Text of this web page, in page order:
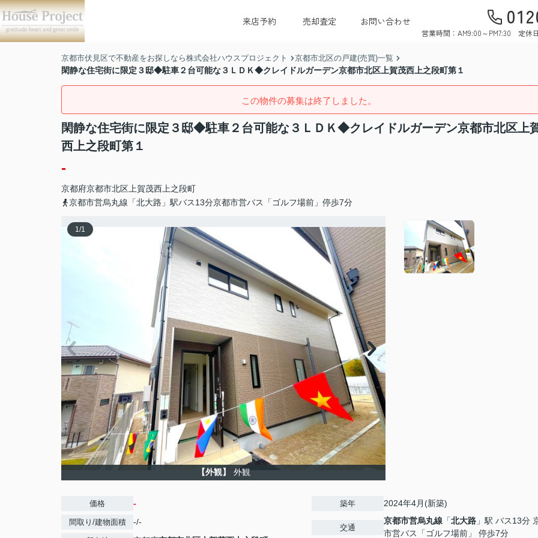
来店予約 売却査定 お問い合わせ
営業時間：AM9:00～PM7:30 定休
京都市伏見区で不動産をお探しなら株式会社ハウスプロジェクト 京都市北区の戸建(売買)一覧
閑静な住宅街に限定３邸◆駐車２台可能な３ＬＤＫ◆クレイドルガーデン京都市北区上賀茂西上之段町第１
この物件の募集は終了しました。
閑静な住宅街に限定３邸◆駐車２台可能な３ＬＤＫ◆クレイドルガーデン京都市北区上
西上之段町第１
-
京都府京都市北区 上賀茂西上之段町
京都市営烏丸線「北大路」駅バス13分京都市営バス「ゴルフ場前」停歩7分
1/1
【外観】 外観
価格 -
間取り/建物面積 -/-
築年 2024年4月(新築)
交通
京都市営烏丸線 「北大路 」駅 バス13分
市営バス「ゴルフ場前」 停歩7分